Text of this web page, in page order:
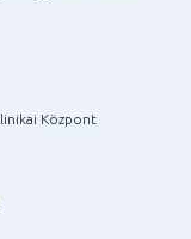
Központ